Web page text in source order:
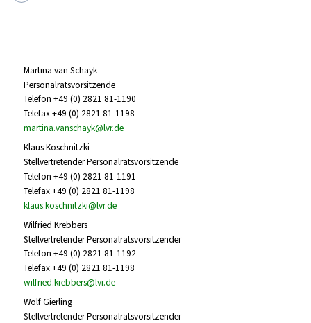
Martina van Schayk
Personalratsvorsitzende
Telefon +49 (0) 2821 81-1190
Telefax +49 (0) 2821 81-1198
martina.vanschayk@lvr.de
Klaus Koschnitzki
Stellvertretender Personalratsvorsitzende
Telefon +49 (0) 2821 81-1191
Telefax +49 (0) 2821 81-1198
klaus.koschnitzki@lvr.de
Wilfried Krebbers
Stellvertretender Personalratsvorsitzender
Telefon +49 (0) 2821 81-1192
Telefax +49 (0) 2821 81-1198
wilfried.krebbers@lvr.de
Wolf Gierling
Stellvertretender Personalratsvorsitzender